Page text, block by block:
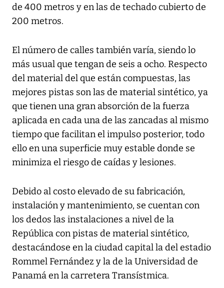
de 400 metros y en las de techado cubierto de
200 metros.
El número de calles también varía, siendo lo
más usual que tengan de seis a ocho. Respecto
del material del que están compuestas, las
mejores pistas son las de material sintético, ya
que tienen una gran absorción de la fuerza
aplicada en cada una de las zancadas al mismo
tiempo que facilitan el impulso posterior, todo
ello en una superficie muy estable donde se
minimiza el riesgo de caídas y lesiones.
Debido al costo elevado de su fabricación,
instalación y mantenimiento, se cuentan con
los dedos las instalaciones a nivel de la
República con pistas de material sintético,
destacándose en la ciudad capital la del estadio
Rommel Fernández y la de la Universidad de
Panamá en la carretera Transístmica.